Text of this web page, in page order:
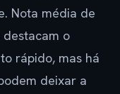
Nota média de
destacam o
rápido, mas há
deixar a